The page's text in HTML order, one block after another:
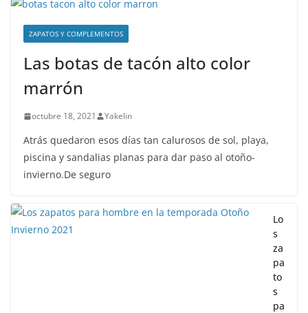
ZAPATOS Y COMPLEMENTOS
Las botas de tacón alto color
marrón
octubre 18, 2021 Yakelin
Atrás quedaron esos días tan calurosos de sol, playa,
piscina y sandalias planas para dar paso al otoño-
invierno.De seguro
Lo
s
za
pa
to
s
pa